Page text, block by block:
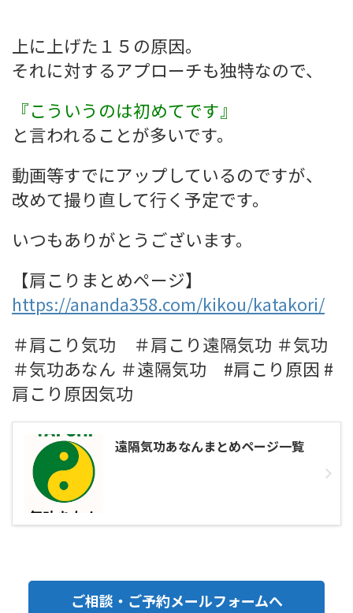
上に上げた１５の原因。
それに対するアプローチも独特なので、
『こういうのは初めてです』
と言われることが多いです。
動画等すでにアップしているのですが、
改めて撮り直して行く予定です。
いつもありがとうございます。
【肩こりまとめページ】
https://ananda358.com/kikou/katakori/
＃肩こり気功 ＃肩こり遠隔気功 ＃気功
＃気功あなん ＃遠隔気功 #肩こり原因 #
肩こり原因気功
遠隔気功あなんまとめページ一覧
ご相談・ご予約メールフォームへ